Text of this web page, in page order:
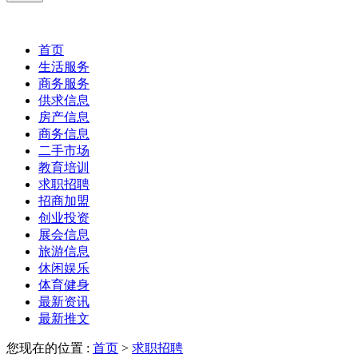
首页
生活服务
商务服务
供求信息
房产信息
商务信息
二手市场
教育培训
求职招聘
招商加盟
创业投资
展会信息
旅游信息
休闲娱乐
体育健身
最新资讯
最新推文
您现在的位置 : 首页 > 求职招聘